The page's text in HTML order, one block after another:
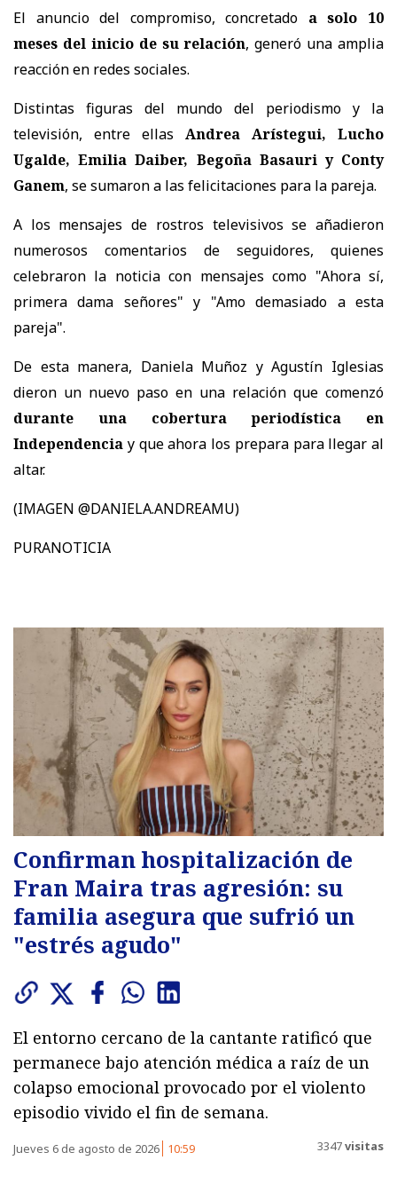
El anuncio del compromiso, concretado a solo 10
meses del inicio de su relación, generó una amplia
reacción en redes sociales.
Distintas figuras del mundo del periodismo y la
televisión, entre ellas Andrea Arístegui, Lucho
Ugalde, Emilia Daiber, Begoña Basauri y Conty
Ganem, se sumaron a las felicitaciones para la pareja.
A los mensajes de rostros televisivos se añadieron
numerosos comentarios de seguidores, quienes
celebraron la noticia con mensajes como "Ahora sí,
primera dama señores" y "Amo demasiado a esta
pareja".
De esta manera, Daniela Muñoz y Agustín Iglesias
dieron un nuevo paso en una relación que comenzó
durante una cobertura periodística en
Independencia y que ahora los prepara para llegar al
altar.
(IMAGEN @DANIELA.ANDREAMU)
PURANOTICIA
Confirman hospitalización de
Fran Maira tras agresión: su
familia asegura que sufrió un
"estrés agudo"
El entorno cercano de la cantante ratificó que
permanece bajo atención médica a raíz de un
colapso emocional provocado por el violento
episodio vivido el fin de semana.
Jueves 6 de agosto de 2026 10:59 3347visitas